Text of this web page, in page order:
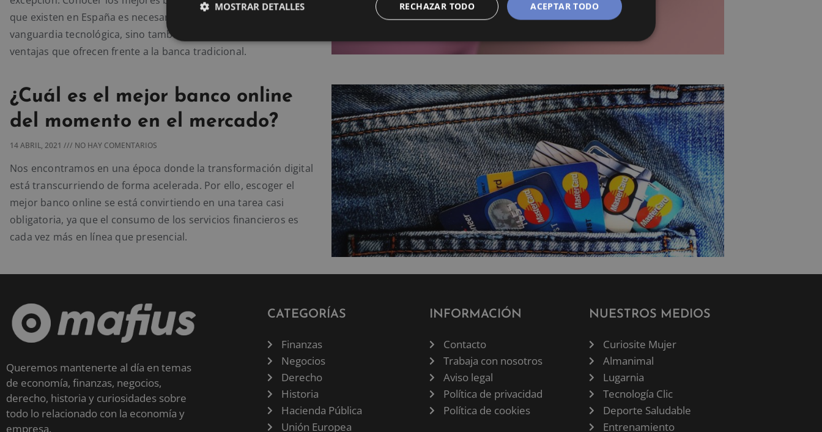
que existen en España es necesario no sólo para estar a la
vanguardia tecnológica, sino también para aprovechar las
ventajas que ofrecen frente a la banca tradicional.
¿Cuál es el mejor banco online
del momento en el mercado?
14 ABRIL, 2021 NO HAY COMENTARIOS
Nos encontramos en una época donde la transformación digital
está transcurriendo de forma acelerada. Por ello, escoger el
mejor banco online se está convirtiendo en una tarea casi
obligatoria, ya que el consumo de los servicios financieros es
cada vez más en línea que presencial.
Queremos mantenerte al día en temas
de economía, finanzas, negocios,
derecho, historia y curiosidades sobre
todo lo relacionado con la economía y
empresa.
CATEGORÍAS
Finanzas
Negocios
Derecho
Historia
Hacienda Pública
Unión Europea
INFORMACIÓN
Contacto
Trabaja con nosotros
Aviso legal
Política de privacidad
Política de cookies
NUESTROS MEDIOS
Curiosite Mujer
Almanimal
Lugarnia
Tecnología Clic
Deporte Saludable
Entrenamiento
ACEPTAR TODO
RECHAZAR TODO
MOSTRAR DETALLES